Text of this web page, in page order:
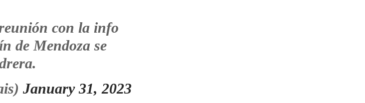
con la info
de Mendoza se
January 31, 2023